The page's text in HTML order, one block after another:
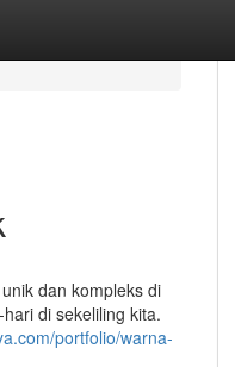
dan kompleks di
di sekeliling kita.
portfolio/warna-